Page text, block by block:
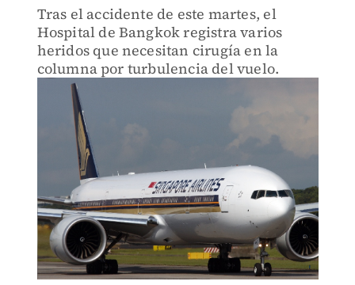
Tras el accidente de este martes, el
Hospital de Bangkok registra varios
heridos que necesitan cirugía en la
columna por turbulencia del vuelo.